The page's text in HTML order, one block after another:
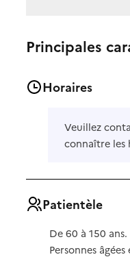
Principales
Horaires
Veuillez
connaître les
Patientèle
De 60 à 150 ans.
Personnes